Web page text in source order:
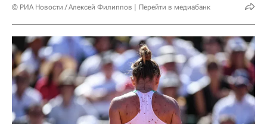
© РИА Новости / Алексей Филиппов Перейти в медиабанк